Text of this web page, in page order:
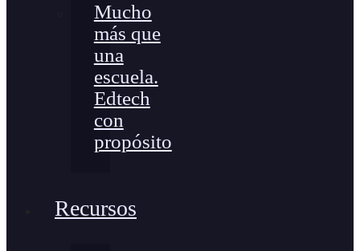
Mucho
más que
una
escuela.
Edtech
con
propósito
Recursos